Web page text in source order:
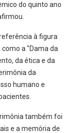
do quinto ano
à figura
a "Dama da
da ética e da
da
humano e
também foi
e a memória de